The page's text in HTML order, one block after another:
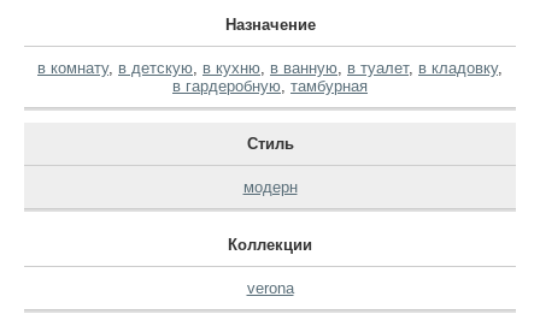
Назначение
в комнату, в детскую, в кухню, в ванную, в туалет, в кладовку,
в гардеробную, тамбурная
Стиль
модерн
Коллекции
verona